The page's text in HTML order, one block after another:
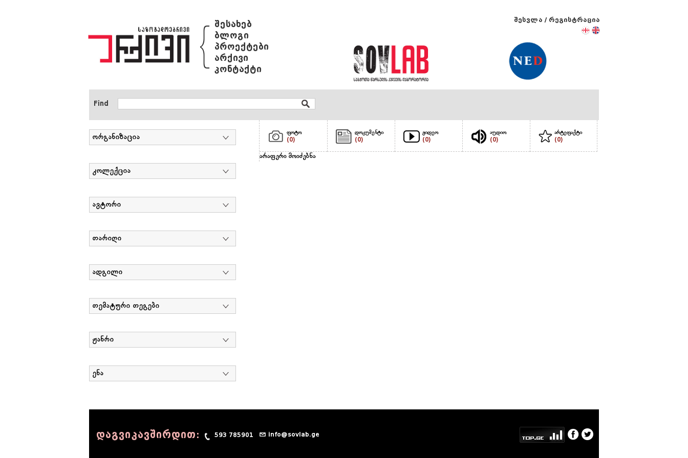
{ შესახებ
ბლოგი
პროექტები
არქივი
კონტაქტი
შესვლა / რეგისტრაცია
Find
ორგანიზაცია
კოლექცია
ავტორი
თარიღი
ადგილი
თემატური თეგები
ჟანრი
ენა
ფოტო
(0)
დოკუმენტი
(0)
ვიდეო
(0)
აუდიო
(0)
არტეფაქტი
(0)
არაფერი მოიძებნა
დაგვიკავშირდით: 593 785901 info@sovlab.ge